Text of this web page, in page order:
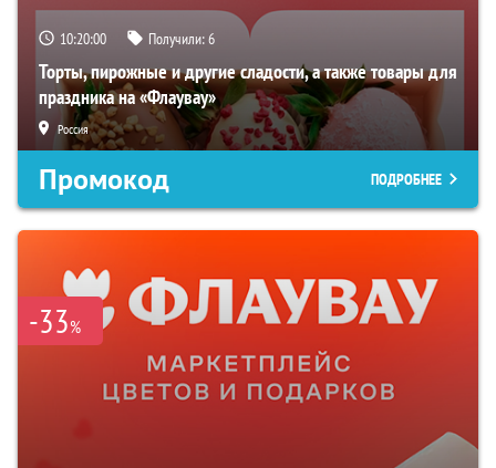
10:19:59 Получили:6
Торты, пирожные и другие сладости, а также товары для
праздника на «Флаувау»
Россия
Промокод ПОДРОБНЕЕ
-33%